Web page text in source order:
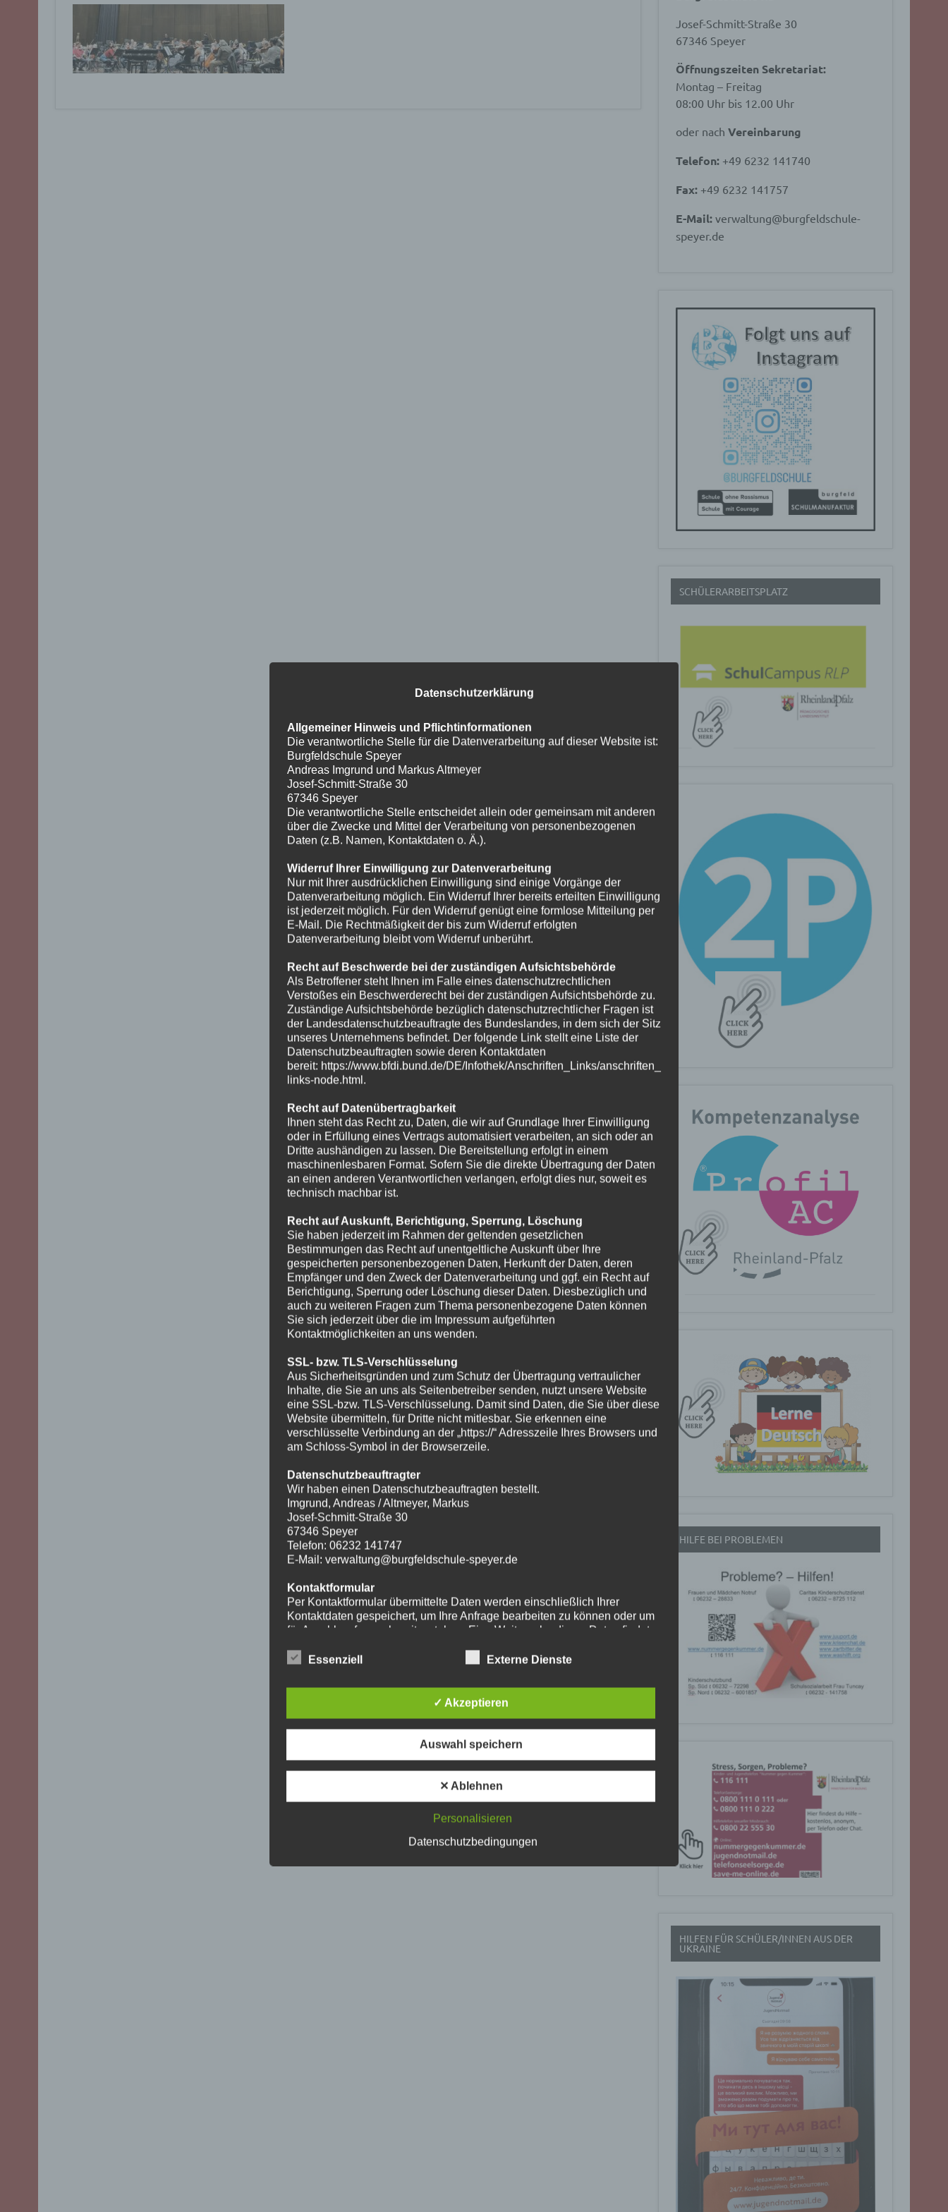
Josef-Schmitt-Straße 30
67346 Speyer
Öffnungszeiten Sekretariat:
Montag – Freitag
08:00 Uhr bis 12.00 Uhr
oder nachVereinbarung
Telefon: +49 6232 141740
Fax: +49 6232 141757
E-Mail: verwaltung@burgfeldschule-
speyer.de
SCHÜLERARBEITSPLATZ
HILFE BEI PROBLEMEN
HILFEN FÜR SCHÜLER/INNEN AUS DER
UKRAINE
Datenschutzerklärung
Allgemeiner Hinweis und Pflichtinformationen
Die verantwortliche Stelle für die Datenverarbeitung auf dieser Website ist:
Burgfeldschule Speyer
Andreas Imgrund und Markus Altmeyer
Josef-Schmitt-Straße 30
67346 Speyer
Die verantwortliche Stelle entscheidet allein oder gemeinsam mit anderen
über die Zwecke und Mittel der Verarbeitung von personenbezogenen
Daten (z.B. Namen, Kontaktdaten o. Ä.).
Widerruf Ihrer Einwilligung zur Datenverarbeitung
Nur mit Ihrer ausdrücklichen Einwilligung sind einige Vorgänge der
Datenverarbeitung möglich. Ein Widerruf Ihrer bereits erteilten Einwilligung
ist jederzeit möglich. Für den Widerruf genügt eine formlose Mitteilung per
E-Mail. Die Rechtmäßigkeit der bis zum Widerruf erfolgten
Datenverarbeitung bleibt vom Widerruf unberührt.
Recht auf Beschwerde bei der zuständigen Aufsichtsbehörde
Als Betroffener steht Ihnen im Falle eines datenschutzrechtlichen
Verstoßes ein Beschwerderecht bei der zuständigen Aufsichtsbehörde zu.
Zuständige Aufsichtsbehörde bezüglich datenschutzrechtlicher Fragen ist
der Landesdatenschutzbeauftragte des Bundeslandes, in dem sich der Sitz
unseres Unternehmens befindet. Der folgende Link stellt eine Liste der
Datenschutzbeauftragten sowie deren Kontaktdaten
bereit: https://www.bfdi.bund.de/DE/Infothek/Anschriften_Links/anschriften_
links-node.html.
Recht auf Datenübertragbarkeit
Ihnen steht das Recht zu, Daten, die wir auf Grundlage Ihrer Einwilligung
oder in Erfüllung eines Vertrags automatisiert verarbeiten, an sich oder an
Dritte aushändigen zu lassen. Die Bereitstellung erfolgt in einem
maschinenlesbaren Format. Sofern Sie die direkte Übertragung der Daten
an einen anderen Verantwortlichen verlangen, erfolgt dies nur, soweit es
technisch machbar ist.
Recht auf Auskunft, Berichtigung, Sperrung, Löschung
Sie haben jederzeit im Rahmen der geltenden gesetzlichen
Bestimmungen das Recht auf unentgeltliche Auskunft über Ihre
gespeicherten personenbezogenen Daten, Herkunft der Daten, deren
Empfänger und den Zweck der Datenverarbeitung und ggf. ein Recht auf
Berichtigung, Sperrung oder Löschung dieser Daten. Diesbezüglich und
auch zu weiteren Fragen zum Thema personenbezogene Daten können
Sie sich jederzeit über die im Impressum aufgeführten
Kontaktmöglichkeiten an uns wenden.
SSL- bzw. TLS-Verschlüsselung
Aus Sicherheitsgründen und zum Schutz der Übertragung vertraulicher
Inhalte, die Sie an uns als Seitenbetreiber senden, nutzt unsere Website
eine SSL-bzw. TLS-Verschlüsselung. Damit sind Daten, die Sie über diese
Website übermitteln, für Dritte nicht mitlesbar. Sie erkennen eine
verschlüsselte Verbindung an der „https://“ Adresszeile Ihres Browsers und
am Schloss-Symbol in der Browserzeile.
Datenschutzbeauftragter
Wir haben einen Datenschutzbeauftragten bestellt.
Imgrund, Andreas / Altmeyer, Markus
Josef-Schmitt-Straße 30
67346 Speyer
Telefon: 06232 141747
E-Mail: verwaltung@burgfeldschule-speyer.de
Kontaktformular
Per Kontaktformular übermittelte Daten werden einschließlich Ihrer
Kontaktdaten gespeichert, um Ihre Anfrage bearbeiten zu können oder um
für Anschlussfragen bereitzustehen. Eine Weitergabe dieser Daten findet
Die Verarbeitung der in das Kontaktformular eingegebenen Daten erfolgt
DSGVO). Ein Widerruf Ihrer bereits erteilten Einwilligung ist jederzeit
möglich. Für den Widerruf genügt eine formlose Mitteilung per E-Mail. Die
Datenverarbeitungsvorgänge bleibt vom Widerruf unberührt.
Über das Kontaktformular übermittelte Daten verbleiben bei uns, bis Sie
uns zur Löschung auffordern, Ihre Einwilligung zur Speicherung widerrufen
oder keine Notwendigkeit der Datenspeicherung mehr besteht. Zwingende
gesetzliche Bestimmungen - insbesondere Aufbewahrungsfristen - bleiben
unberührt.
Für Integration und Darstellung von Videoinhalten nutzt unsere Website
Cherry Ave., San Bruno, CA 94066, USA.
Essenziell Externe Dienste
✓ Akzeptieren
Auswahl speichern
✕ Ablehnen
Personalisieren
Datenschutzbedingungen